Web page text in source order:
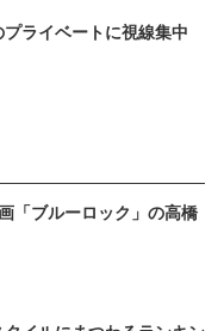
ライベートに視線集中
「ブルーロック」の高橋